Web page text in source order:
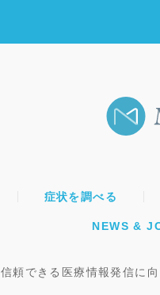
症状を調べる
NEWS &
信頼できる医療情報発信に